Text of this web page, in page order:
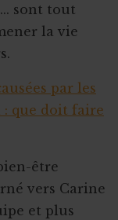
... sont tout
la vie
par les
: que doit faire
être
vers Carine
et plus